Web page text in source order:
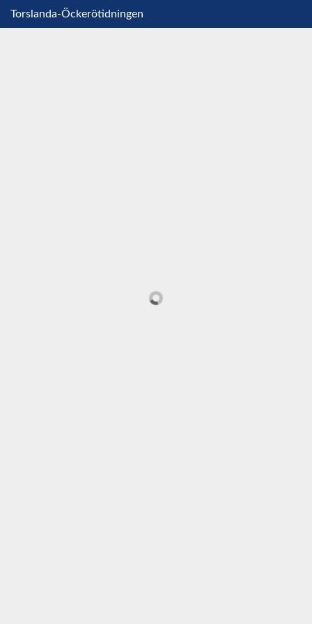
Torslanda-Öckerötidningen